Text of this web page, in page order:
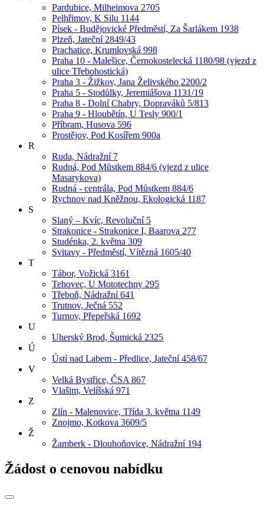
Pardubice, Milheimova 2705
Pelhřimov, K Silu 1144
Písek - Budějovické Předměstí, Za Šarlákem 1938
Plzeň, Jateční 2849/43
Prachatice, Krumlovská 998
Praha 10 - Malešice, Černokostelecká 1180/98 (vjezd z
ulice Třebohostická)
Praha 3 - Žižkov, Jana Želivského 2200/2
Praha 5 - Stodůlky, Jeremiášova 1131/19
Praha 8 - Dolní Chabry, Dopraváků 5/813
Praha 9 - Hloubětín, U Tesly 900/1
Příbram, Husova 596
Prostějov, Pod Kosířem 900a
R
Ruda, Nádražní 7
Rudná, Pod Můstkem 884/6 (vjezd z ulice
Masarykova)
Rudná - centrála, Pod Můstkem 884/6
Rychnov nad Kněžnou, Ekologická 1187
S
Slaný – Kvíc, Revoluční 5
Strakonice - Strakonice I, Baarova 277
Studénka, 2. května 309
Svitavy - Předměstí, Vítězná 1605/40
T
Tábor, Vožická 3161
Tehovec, U Mototechny 295
Třeboň, Nádražní 641
Trutnov, Ječná 552
Turnov, Přepeřská 1692
U
Uherský Brod, Šumická 2325
Ú
Ústí nad Labem - Předlice, Jateční 458/67
V
Velká Bystřice, ČSA 867
Vlašim, Velíšská 971
Z
Zlín - Malenovice, Třída 3. května 1149
Znojmo, Kotkova 3609/5
Ž
Žamberk - Dlouhoňovice, Nádražní 194
Žádost o cenovou nabídku